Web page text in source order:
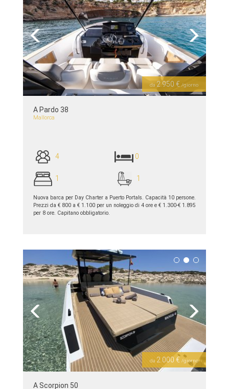
Previous Next
da 2.950 € /giorno
A Pardo 38
Mallorca
4 0
1 1
Nuova barca per Day Charter a Puerto Portals. Capacità 10 persone.
Prezzi da € 800 a € 1.100 per un noleggio di 4 ore e € 1.300-€ 1.895
per 8 ore. Capitano obbligatorio.
Previous
da 2.000 € /giorno
A Scorpion 50